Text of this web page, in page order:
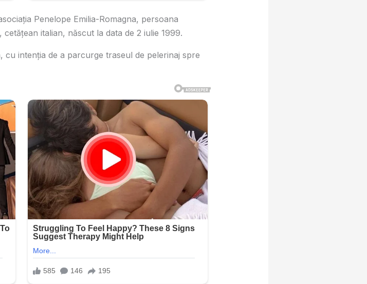
Penelope Emilia-Romagna, persoana
italian, născut la data de 2 iulie 1999.
intenția de a parcurge traseul de pelerinaj spre